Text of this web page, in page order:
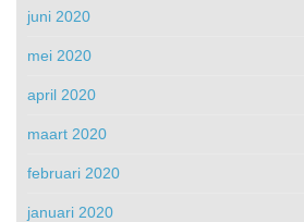
juni 2020
mei 2020
april 2020
maart 2020
februari 2020
januari 2020